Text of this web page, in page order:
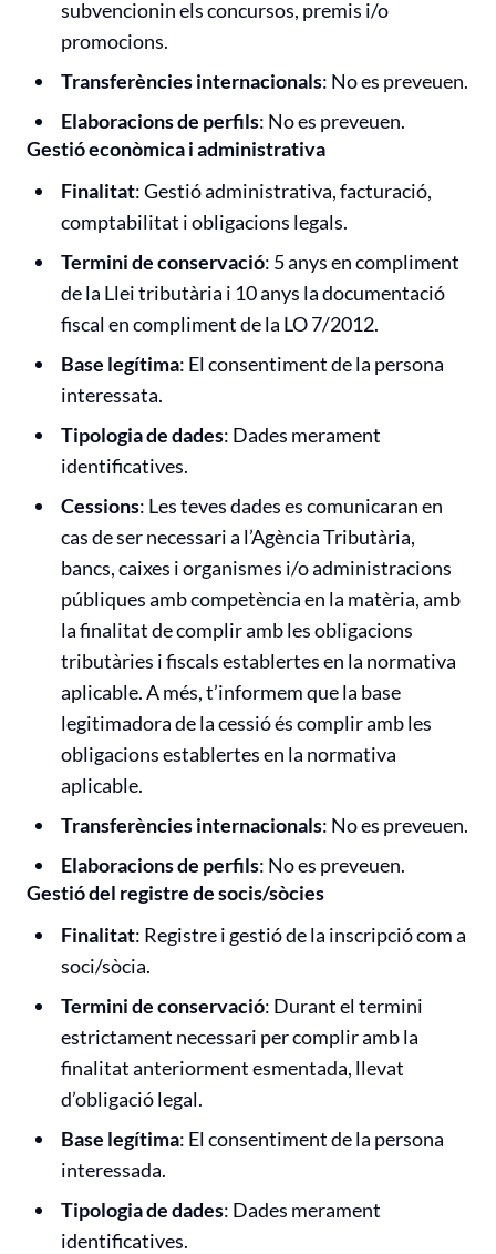
subvencionin els concursos, premis i/o
promocions.
Transferències internacionals: No es preveuen.
Elaboracions de perfils: No es preveuen.
Gestió econòmica i administrativa
Finalitat: Gestió administrativa, facturació,
comptabilitat i obligacions legals.
Termini de conservació: 5 anys en compliment
de la Llei tributària i 10 anys la documentació
fiscal en compliment de la LO 7/2012.
Base legítima: El consentiment de la persona
interessata.
Tipologia de dades: Dades merament
identificatives.
Cessions: Les teves dades es comunicaran en
cas de ser necessari a l’Agència Tributària,
bancs, caixes i organismes i/o administracions
públiques amb competència en la matèria, amb
la finalitat de complir amb les obligacions
tributàries i fiscals establertes en la normativa
aplicable. A més, t’informem que la base
legitimadora de la cessió és complir amb les
obligacions establertes en la normativa
aplicable.
Transferències internacionals: No es preveuen.
Elaboracions de perfils: No es preveuen.
Gestió del registre de socis/sòcies
Finalitat: Registre i gestió de la inscripció com a
soci/sòcia.
Termini de conservació: Durant el termini
estrictament necessari per complir amb la
finalitat anteriorment esmentada, llevat
d’obligació legal.
Base legítima: El consentiment de la persona
interessada.
Tipologia de dades: Dades merament
identificatives.